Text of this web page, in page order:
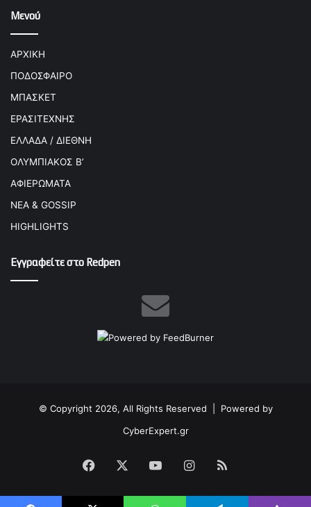
Μενού
ΑΡΧΙΚΗ
ΠΟΔΟΣΦΑΙΡΟ
ΜΠΑΣΚΕΤ
ΕΡΑΣΙΤΕΧΝΗΣ
ΕΛΛΑΔΑ / ΔΙΕΘΝΗ
ΟΛΥΜΠΙΑΚΟΣ Β’
ΑΦΙΕΡΩΜΑΤΑ
ΝΕΑ & GOSSIP
HIGHLIGHTS
Εγγραφείτε στο Redpen
© Copyright 2026, All Rights Reserved | Powered by
CyberExpert.gr
Facebook YouTubeInstagram